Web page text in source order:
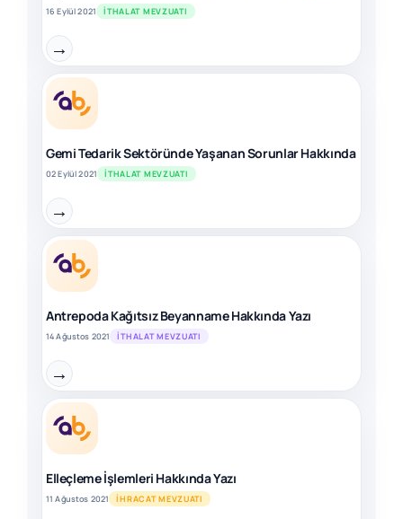
16 Eylül 2021 İTHALAT MEVZUATI
→
Gemi Tedarik Sektöründe Yaşanan Sorunlar Hakkında
02 Eylül 2021 İTHALAT MEVZUATI
→
Antrepoda Kağıtsız Beyanname Hakkında Yazı
14 Ağustos 2021 İTHALAT MEVZUATI
→
Elleçleme İşlemleri Hakkında Yazı
11 Ağustos 2021 İHRACAT MEVZUATI